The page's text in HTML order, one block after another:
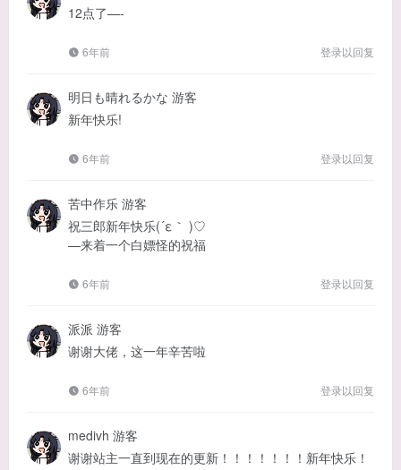
12点了—-
6年前 登录以回复
明日も晴れるかな 游客
新年快乐!
6年前 登录以回复
苦中作乐 游客
祝三郎新年快乐(´ε｀ )♡
—来着一个白嫖怪的祝福
6年前 登录以回复
派派 游客
谢谢大佬，这一年辛苦啦
6年前 登录以回复
medivh 游客
谢谢站主一直到现在的更新！！！！！！！新年快乐！